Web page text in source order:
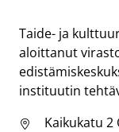
Taide- ja
aloittanut
instituutin
Kaikukatu 2